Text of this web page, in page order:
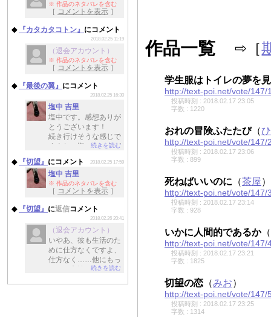
※ 作品のネタバレを含む
［ コメントを表示 ］
◆ 『カタカタコトン』 にコメント
2018.02.25 11:19
（退会アカウント）
※ 作品のネタバレを含む
［ コメントを表示 ］
◆ 『最後の翼』 にコメント
2018.02.25 16:30
塩中 吉里
続きを読む
塩中です。感想ありが
とうございます！
続き行けそうな感じで
すよね。海の向こうが
いつか再利用できたら
書いてみようと思いま
す(^^)/
◆ 『切望』 にコメント 2018.02.25 17:59
塩中 吉里
※ 作品のネタバレを含む
［ コメントを表示 ］
◆ 『切望』 に返信コメント
2018.02.26 20:41
（退会アカウント）
続きを読む
いやあ、彼も生活のた
めに仕方なくですよ、
仕方なく……他にもっ
といい方法あっただろ
作品一覧 ⇨［
学生服はトイレの夢を
http://text-poi.net/vote/147/
投稿時刻 : 2018.02.17 23:05
字数 : 1220
おれの冒険ふたたび （
http://text-poi.net/vote/147/
投稿時刻 : 2018.02.17 23:06
字数 : 899
死ねばいいのに （茶屋）
http://text-poi.net/vote/147/
投稿時刻 : 2018.02.17 23:14
字数 : 928
いかに人間的であるか （
http://text-poi.net/vote/147/
投稿時刻 : 2018.02.17 23:21
字数 : 1825
切望の恋 （みお）
http://text-poi.net/vote/147/
投稿時刻 : 2018.02.17 23:25
字数 : 1314